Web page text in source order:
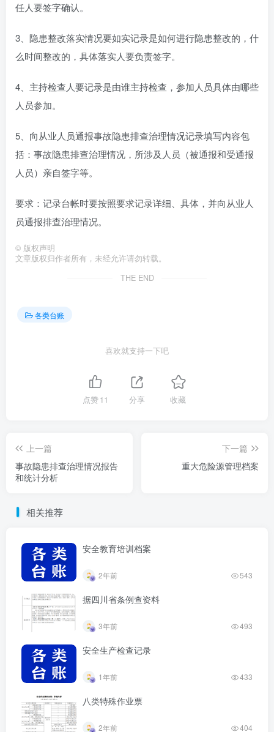
任人要签字确认。
3、隐患整改落实情况要如实记录是如何进行隐患整改的，什
么时间整改的，具体落实人要负责签字。
4、主持检查人要记录是由谁主持检查，参加人员具体由哪些
人员参加。
5、向从业人员通报事故隐患排查治理情况记录填写内容包
括：事故隐患排查治理情况，所涉及人员（被通报和受通报
人员）亲自签字等。
要求：记录台帐时要按照要求记录详细、具体，并向从业人
员通报排查治理情况。
© 版权声明
文章版权归作者所有，未经允许请勿转载。
THE END
各类台账
喜欢就支持一下吧
点赞11 分享 收藏
上一篇
事故隐患排查治理情况报告
和统计分析
下一篇
重大危险源管理档案
相关推荐
安全教育培训档案
2年前 543
据四川省条例查资料
3年前 493
安全生产检查记录
1年前 433
八类特殊作业票
2年前 404